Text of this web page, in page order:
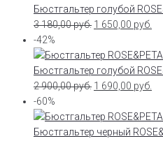
Бюстгальтер голубой
3 180,00руб. 1 650,00 руб.
-42%
Бюстгальтер голубой
2 900,00руб. 1 690,00 руб.
-60%
Бюстгальтер черный